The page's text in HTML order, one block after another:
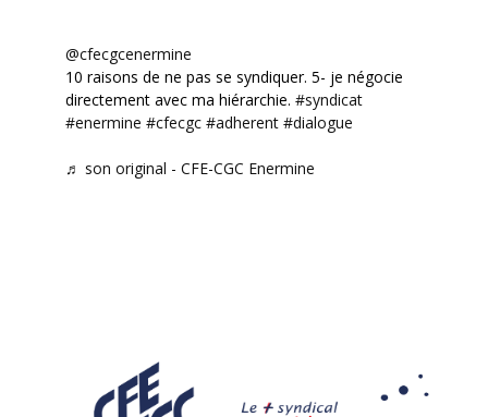
@cfecgcenermine
10 raisons de ne pas se syndiquer. 5- je négocie
directement avec ma hiérarchie. #syndicat
#enermine #cfecgc #adherent #dialogue
♬ son original - CFE-CGC Enermine